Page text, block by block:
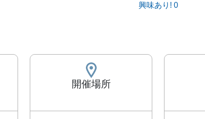
興味あり! 0
開催場所